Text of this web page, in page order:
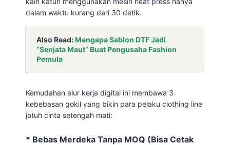
dalam waktu kurang dari 30 detik.
Also Read:Mengapa Sablon DTF Jadi
“Senjata Maut” Buat Pengusaha Fashion
Pemula
Kemudahan alur kerja digital ini membawa 3
kebebasan gokil yang bikin para pelaku clothing line
jatuh cinta setengah mati:
* Bebas Merdeka Tanpa MOQ (Bisa Cetak